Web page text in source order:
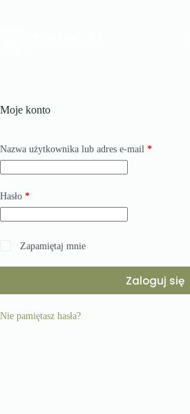
Moje konto
Nazwa użytkownika lub adres e-mail *Wymagane
Hasło *Wymagane
Zapamiętaj mnie
Zaloguj się
Nie pamiętasz hasła?